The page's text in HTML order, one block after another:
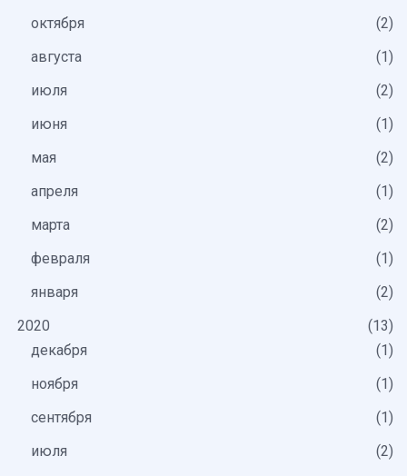
октября
2
августа
1
июля
2
июня
1
мая
2
апреля
1
марта
2
февраля
1
января
2
2020
13
декабря
1
ноября
1
сентября
1
июля
2